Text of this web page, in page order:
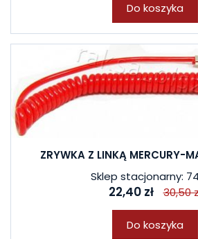
Do koszyka
ZRYWKA Z LINKĄ MERCURY-
Sklep stacjonarny:
22,40 zł 30,50
Do koszyka